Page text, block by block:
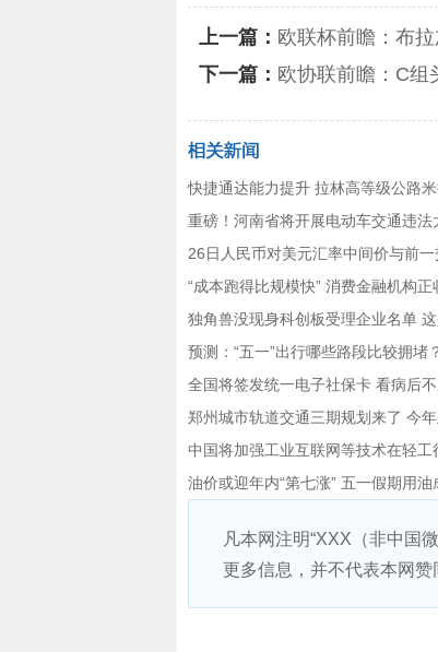
上一篇： 欧联杯前瞻：布
下一篇： 欧协联前瞻：C组
快捷通达能力提升 拉林高等级公路
重磅！河南省将开展电动车交通违法
26日人民币对美元汇率中间价与前
“成本跑得比规模快” 消费金融机构正
独角兽没现身科创板受理企业名单
预测：“五一”出行哪些路段比较拥堵
全国将签发统一电子社保卡 看病后
郑州城市轨道交通三期规划来了 今
中国将加强工业互联网等技术在轻工
油价或迎年内“第七涨” 五一假期用油
凡本网注明“XXX（非中国
更多信息，并不代表本网赞